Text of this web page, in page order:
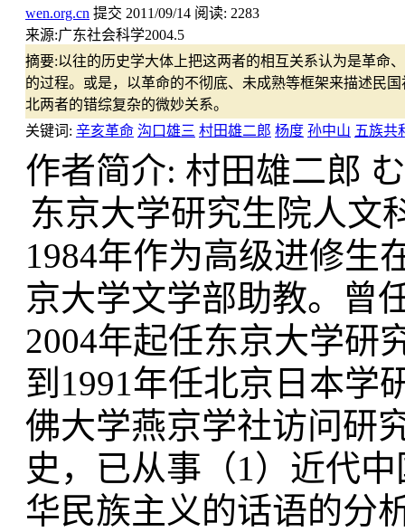
wen.org.cn 提交 2011/09/14 阅读: 2283
来源:广东社会科学2004.5
摘要:以往的历史学大体上把这两者的相互关系认为是革命
的过程。或是，以革命的不彻底、未成熟等框架来描述民
北两者的错综复杂的微妙关系。
关键词: 辛亥革命 沟口雄三 村田雄二郎 杨度 孙中山 五族共
作者简介: 村田雄二郎
东京大学研究生院人文
1984年作为高级进修生
京大学文学部助教。曾
2004年起任东京大学研
到1991年任北京日本学
佛大学燕京学社访问研
史，已从事（1）近代
华民族主义的话语的分